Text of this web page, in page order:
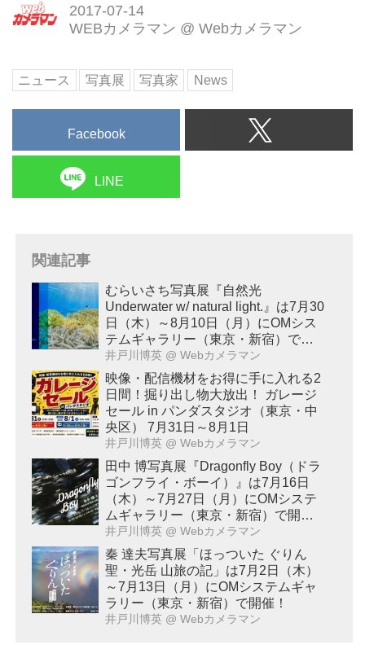
2017-07-14
WEBカメラマン @ Webカメラマン
ニュース 写真展 写真家 News
Facebook
LINE
関連記事
むらいさち写真展『自然光
Underwater w/ natural light.』は7月30
日（木）～8月10日（月）にOMシス
テムギャラリー（東京・新宿）で開
催！
井戸川博英 @ Webカメラマン
映像・配信機材をお得に手に入れる2
日間！掘り出し物大放出！ ガレージ
セール in パンダスタジオ（東京・中
央区） 7月31日～8月1日
井戸川博英 @ Webカメラマン
田中 博写真展『Dragonfly Boy（ドラ
ゴンフライ・ボーイ）』は7月16日
（木）～7月27日（月）にOMシステ
ムギャラリー（東京・新宿）で開
催！
井戸川博英 @ Webカメラマン
秦 達夫写真展「ほっついた ぐりん
聖・光岳 山旅の記」は7月2日（木）
～7月13日（月）にOMシステムギャ
ラリー（東京・新宿）で開催！
井戸川博英 @ Webカメラマン